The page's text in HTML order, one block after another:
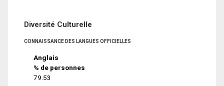
Diversité Culturelle
CONNAISSANCE DES LANGUES OFFICIELLES
Anglais
% de personnes
79.53